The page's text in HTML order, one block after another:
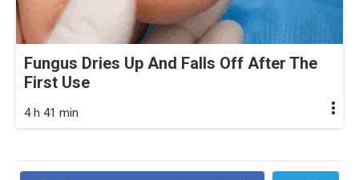
Fungus Dries Up And Falls Off After The
First Use
4 h 41 min